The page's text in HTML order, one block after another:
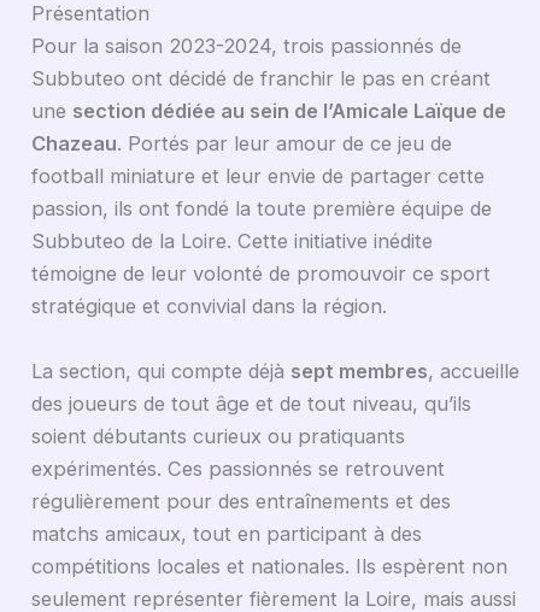
Présentation
Pour la saison 2023-2024, trois passionnés de
Subbuteo ont décidé de franchir le pas en créant
une section dédiée au sein de l’Amicale Laïque de
Chazeau. Portés par leur amour de ce jeu de
football miniature et leur envie de partager cette
passion, ils ont fondé la toute première équipe de
Subbuteo de la Loire. Cette initiative inédite
témoigne de leur volonté de promouvoir ce sport
stratégique et convivial dans la région.
La section, qui compte déjà sept membres, accueille
des joueurs de tout âge et de tout niveau, qu’ils
soient débutants curieux ou pratiquants
expérimentés. Ces passionnés se retrouvent
régulièrement pour des entraînements et des
matchs amicaux, tout en participant à des
compétitions locales et nationales. Ils espèrent non
seulement représenter fièrement la Loire, mais aussi